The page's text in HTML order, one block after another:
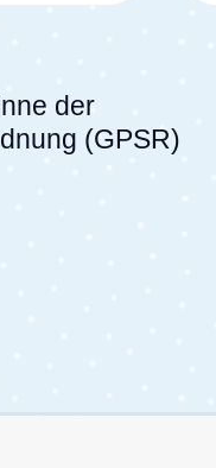
hält Dein
für
nach
I,
Pflegeleicht
durch die
der
(GPSR)